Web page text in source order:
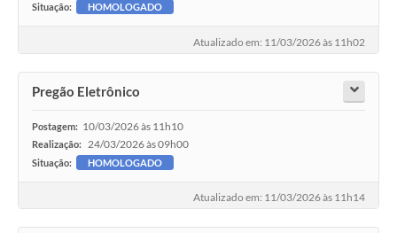
Situação: HOMOLOGADO
Atualizado em: 11/03/2026 às 11h02
Pregão Eletrônico
Postagem: 10/03/2026 às 11h10
Realização: 24/03/2026 às 09h00
Situação: HOMOLOGADO
Atualizado em: 11/03/2026 às 11h14